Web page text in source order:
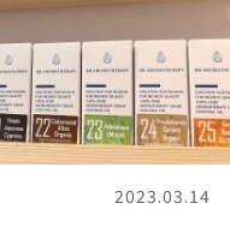
2023.03.14